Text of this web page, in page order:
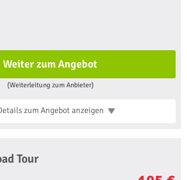
Weiter zum Angebot
(Weiterleitung zum Anbieter)
zum Angebotanzeigen
Tour